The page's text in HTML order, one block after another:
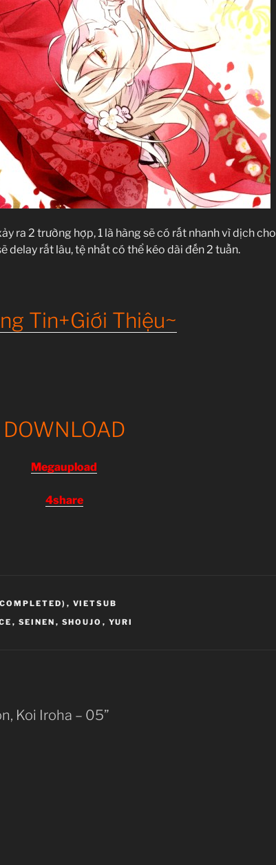
ra 2 trường hợp, 1 là hàng sẽ có rất nhanh vì dịch cho
delay rất lâu, tệ nhất có thể kéo dài đến 2 tuần.
Tin+Giới Thiệu~
DOWNLOAD
Megaupload
4share
, VIETSUB
, SEINEN , SHOUJO , YURI
Koi Iroha – 05”